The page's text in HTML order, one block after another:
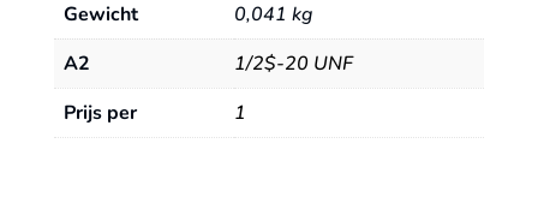
Gewicht
0,041 kg
A2
1/2$-20 UNF
Prijs per
1